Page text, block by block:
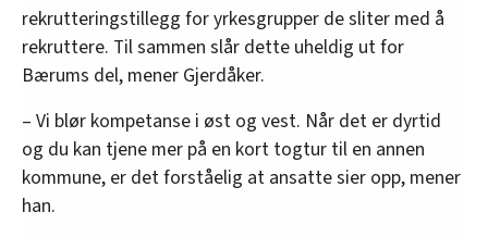
rekrutteringstillegg for yrkesgrupper de sliter med å
rekruttere. Til sammen slår dette uheldig ut for
Bærums del, mener Gjerdåker.
– Vi blør kompetanse i øst og vest. Når det er dyrtid
og du kan tjene mer på en kort togtur til en annen
kommune, er det forståelig at ansatte sier opp, mener
han.